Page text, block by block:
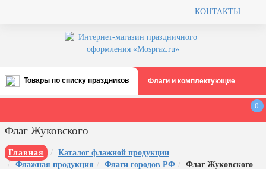
КОНТАКТЫ
Товары по списку праздников
Все праздники
августа)
12 августа, День ВВС
Флаги и комплектующие
0
Флаг Жуковского
Главная
Каталог флажной продукции
Флажная продукция
Флаги городов РФ Флаг Жуковского